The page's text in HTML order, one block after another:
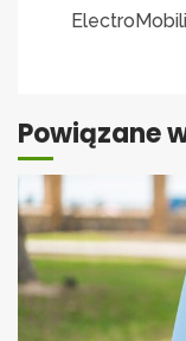
Powiązane